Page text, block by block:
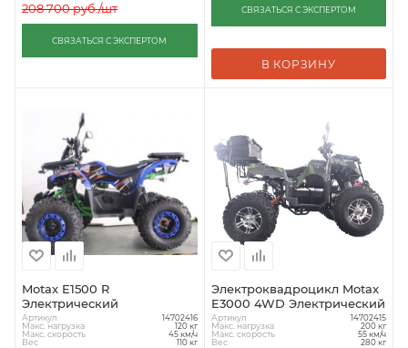
208 700руб./шт
СВЯЗАТЬСЯ С ЭКСПЕРТОМ
СВЯЗАТЬСЯ С ЭКСПЕРТОМ
В КОРЗИНУ
Motax E1500 R
Электрический
Артикул 14702416
Макс. нагрузка 120 кг
Макс. скорость 45 км/ч
Вес 110 кг
Электроквадроцикл Motax
E3000 4WD Электрический
Артикул 14702415
Макс. нагрузка 200 кг
Макс. скорость 55 км/ч
Вес 280 кг